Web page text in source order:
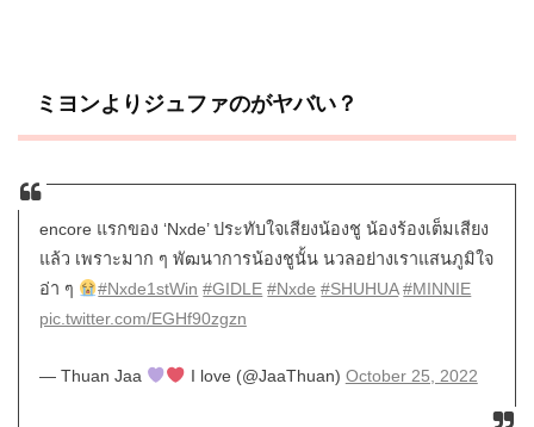
ミヨンよりジュファのがヤバい？
encore แรกของ ‘Nxde’ ประทับใจเสียงน้องชู น้องร้องเต็มเสียง
แล้ว เพราะมาก ๆ พัฒนาการน้องชูนั้น นวลอย่างเราแสนภูมิใจ
อ่า ๆ
#Nxde1stWin #GIDLE #Nxde #SHUHUA #MINNIE
pic.twitter.com/EGHf90zgzn
— Thuan Jaa I love (@JaaThuan) October 25, 2022